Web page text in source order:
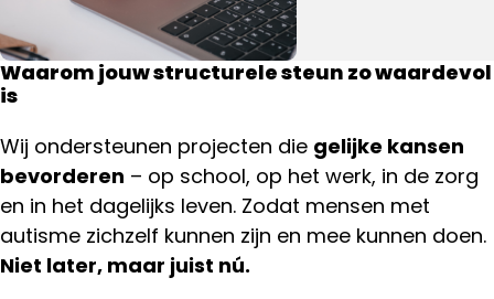
Waarom jouw structurele steun zo waardevol
is
Wij ondersteunen projecten die gelijke kansen
bevorderen – op school, op het werk, in de zorg
en in het dagelijks leven. Zodat mensen met
autisme zichzelf kunnen zijn en mee kunnen doen.
Niet later, maar juist nú.